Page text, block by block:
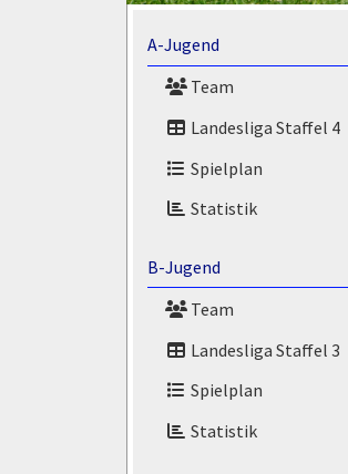
A-Jugend
Team
Landesliga Staffel 4
Spielplan
Statistik
B-Jugend
Team
Landesliga Staffel 3
Spielplan
Statistik